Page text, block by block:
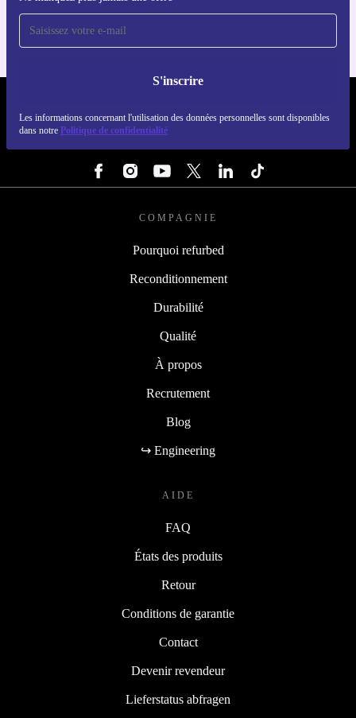
S'inscrire
Les informations concernant l'utilisation des données personnelles sont disponibles
dans notre Politique de confidentialité
COMPAGNIE
Pourquoi refurbed
Reconditionnement
Durabilité
Qualité
À propos
Recrutement
Blog
↪ Engineering
AIDE
FAQ
États des produits
Retour
Conditions de garantie
Contact
Devenir revendeur
Lieferstatus abfragen